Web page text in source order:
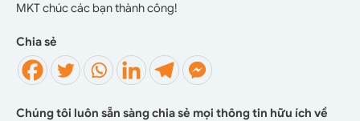
MKT chúc các bạn thành công!
Chia sẻ
Chúng tôi luôn sẵn sàng chia sẻ mọi thông tin hữu ích về